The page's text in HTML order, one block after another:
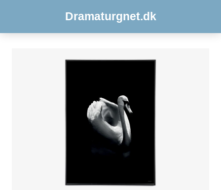
Dramaturgnet.dk